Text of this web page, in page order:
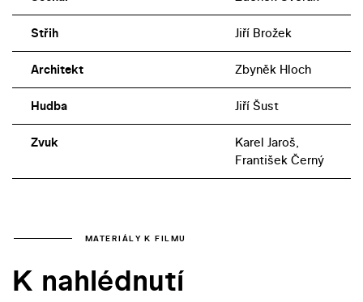
Střih Jiří Brožek
Architekt Zbyněk Hloch
Hudba Jiří Šust
Zvuk
Karel Jaroš,
František Černý
MATERIÁLY K FILMU
K nahlédnutí